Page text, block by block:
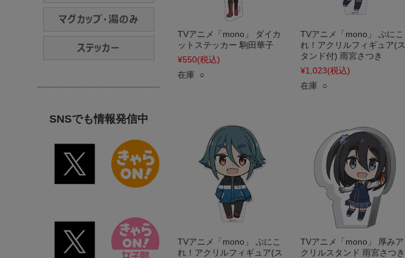
TVアニメ「mono」 ダイカ
ットステッカー 駒田華子
¥550(税込)
在庫 ○
TVアニメ「mono」 ぷにこ
れ！アクリルフィギュア(ス
タンド付) 雨宮さつき
¥1,023(税込)
在庫 ○
TVアニメ「mono」 ぷにこ
れ！アクリルフィギュア(ス
TVアニメ「mono」 厚みア
クリルスタンド 雨宮さつき
SNSでも情報発信中